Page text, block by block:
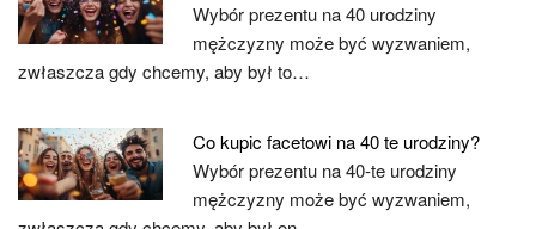
Wybór prezentu na 40 urodziny
mężczyzny może być wyzwaniem,
zwłaszcza gdy chcemy, aby był to…
Co kupic facetowi na 40 te urodziny?
Wybór prezentu na 40-te urodziny
mężczyzny może być wyzwaniem,